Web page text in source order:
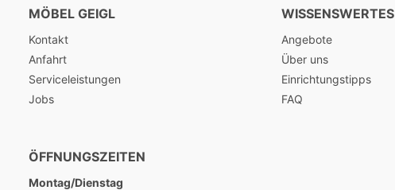
MÖBEL GEIGL
Kontakt
Anfahrt
Serviceleistungen
Jobs
WISSENSWERTES
Angebote
Über uns
Einrichtungstipps
FAQ
ÖFFNUNGSZEITEN
Montag/Dienstag